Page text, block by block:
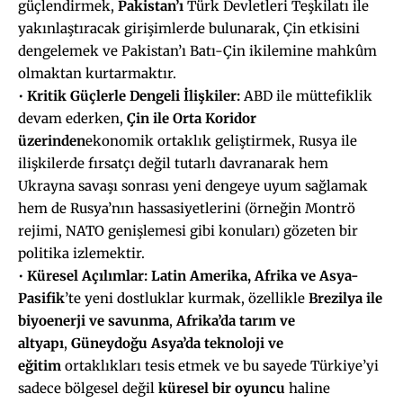
güçlendirmek, Pakistan’ı Türk Devletleri Teşkilatı ile
yakınlaştıracak girişimlerde bulunarak, Çin etkisini
dengelemek ve Pakistan’ı Batı-Çin ikilemine mahkûm
olmaktan kurtarmaktır.
• Kritik Güçlerle Dengeli İlişkiler: ABD ile müttefiklik
devam ederken, Çin ile Orta Koridor
üzerindenekonomik ortaklık geliştirmek, Rusya ile
ilişkilerde fırsatçı değil tutarlı davranarak hem
Ukrayna savaşı sonrası yeni dengeye uyum sağlamak
hem de Rusya’nın hassasiyetlerini (örneğin Montrö
rejimi, NATO genişlemesi gibi konuları) gözeten bir
politika izlemektir.
• Küresel Açılımlar: Latin Amerika, Afrika ve Asya-
Pasifik’te yeni dostluklar kurmak, özellikle Brezilya ile
biyoenerji ve savunma,Afrika’da tarım ve
altyapı, Güneydoğu Asya’da teknoloji ve
eğitim ortaklıkları tesis etmek ve bu sayede Türkiye’yi
sadece bölgesel değil küresel bir oyuncu haline